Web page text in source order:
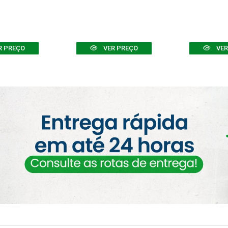
PREÇO VER PREÇO